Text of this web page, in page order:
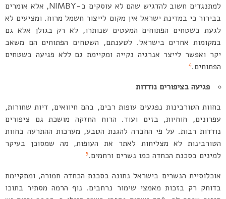
למתנגדים חשוב להדגיש שהם לא עוסקים ב-NIMBY, אלא אומרים
בבירור כי במדינת ישראל אין מקום לייצור חשמל מרוח. ומציעים לא
לגעת בשטחים הפתוחים המעטים שנותרו, לא רק בגולן אלא גם
במקומות אחרים בישראל. לטענתם, השטחים הפתוחים הם משאב
יקר ואפשר לייצר אנרגיה נקייה ומקיימת גם ללא פגיעה בשטחים
הפתוחים.4
פגיעה בציפורים נודדות
בחוות הטורבינות נפגעים עופות רבים, בהם חיוואים, דיות שחורות,
עפרונים, חוחיות, בזים ועוד. הרוח החזקה מושכת גם ציפורים
נודדות רבות. על פי החברה להגנת הטבע, מערכות ההתרעה בחוות
הטורבינות לא מצליחות לאתר את העופות, מה שמסוכן בעיקר
למינים בסכנת הכחדה כמו נשרים ורחמים.5
אוכלוסיית הנשרים בישראל נתונה בסכנת הכחדה חמורה, ומתקיימת
בדוחק רק בזכות מאמצי שימור נרחבים. נוף הרמה מסתיר בתוכו